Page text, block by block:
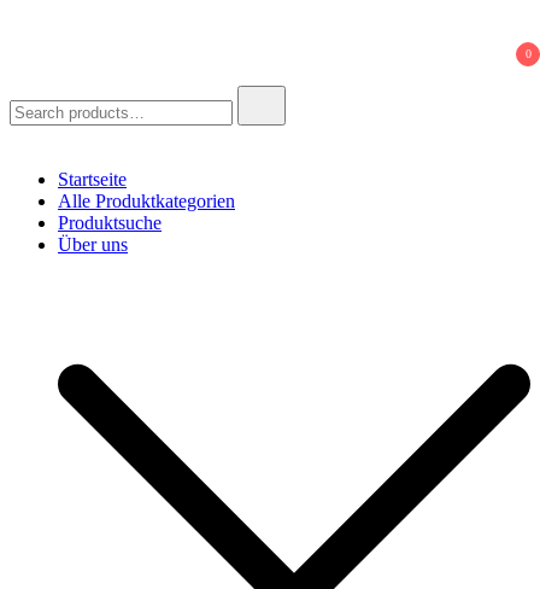
0
for:
Startseite
Alle Produktkategorien
Produktsuche
Über uns